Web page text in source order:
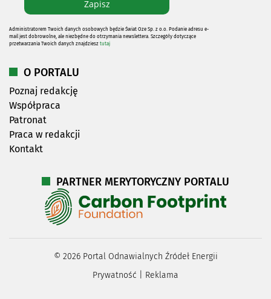
Administratorem Twoich danych osobowych będzie Świat Oze Sp. z o.o. Podanie adresu e-
mail jest dobrowolne, ale niezbędne do otrzymania newslettera. Szczegóły dotyczące
przetwarzania Twoich danych znajdziesz tutaj
O PORTALU
Poznaj redakcję
Współpraca
Patronat
Praca w redakcji
Kontakt
PARTNER MERYTORYCZNY PORTALU
© 2026Portal Odnawialnych Źródeł Energii
Prywatność
Reklama